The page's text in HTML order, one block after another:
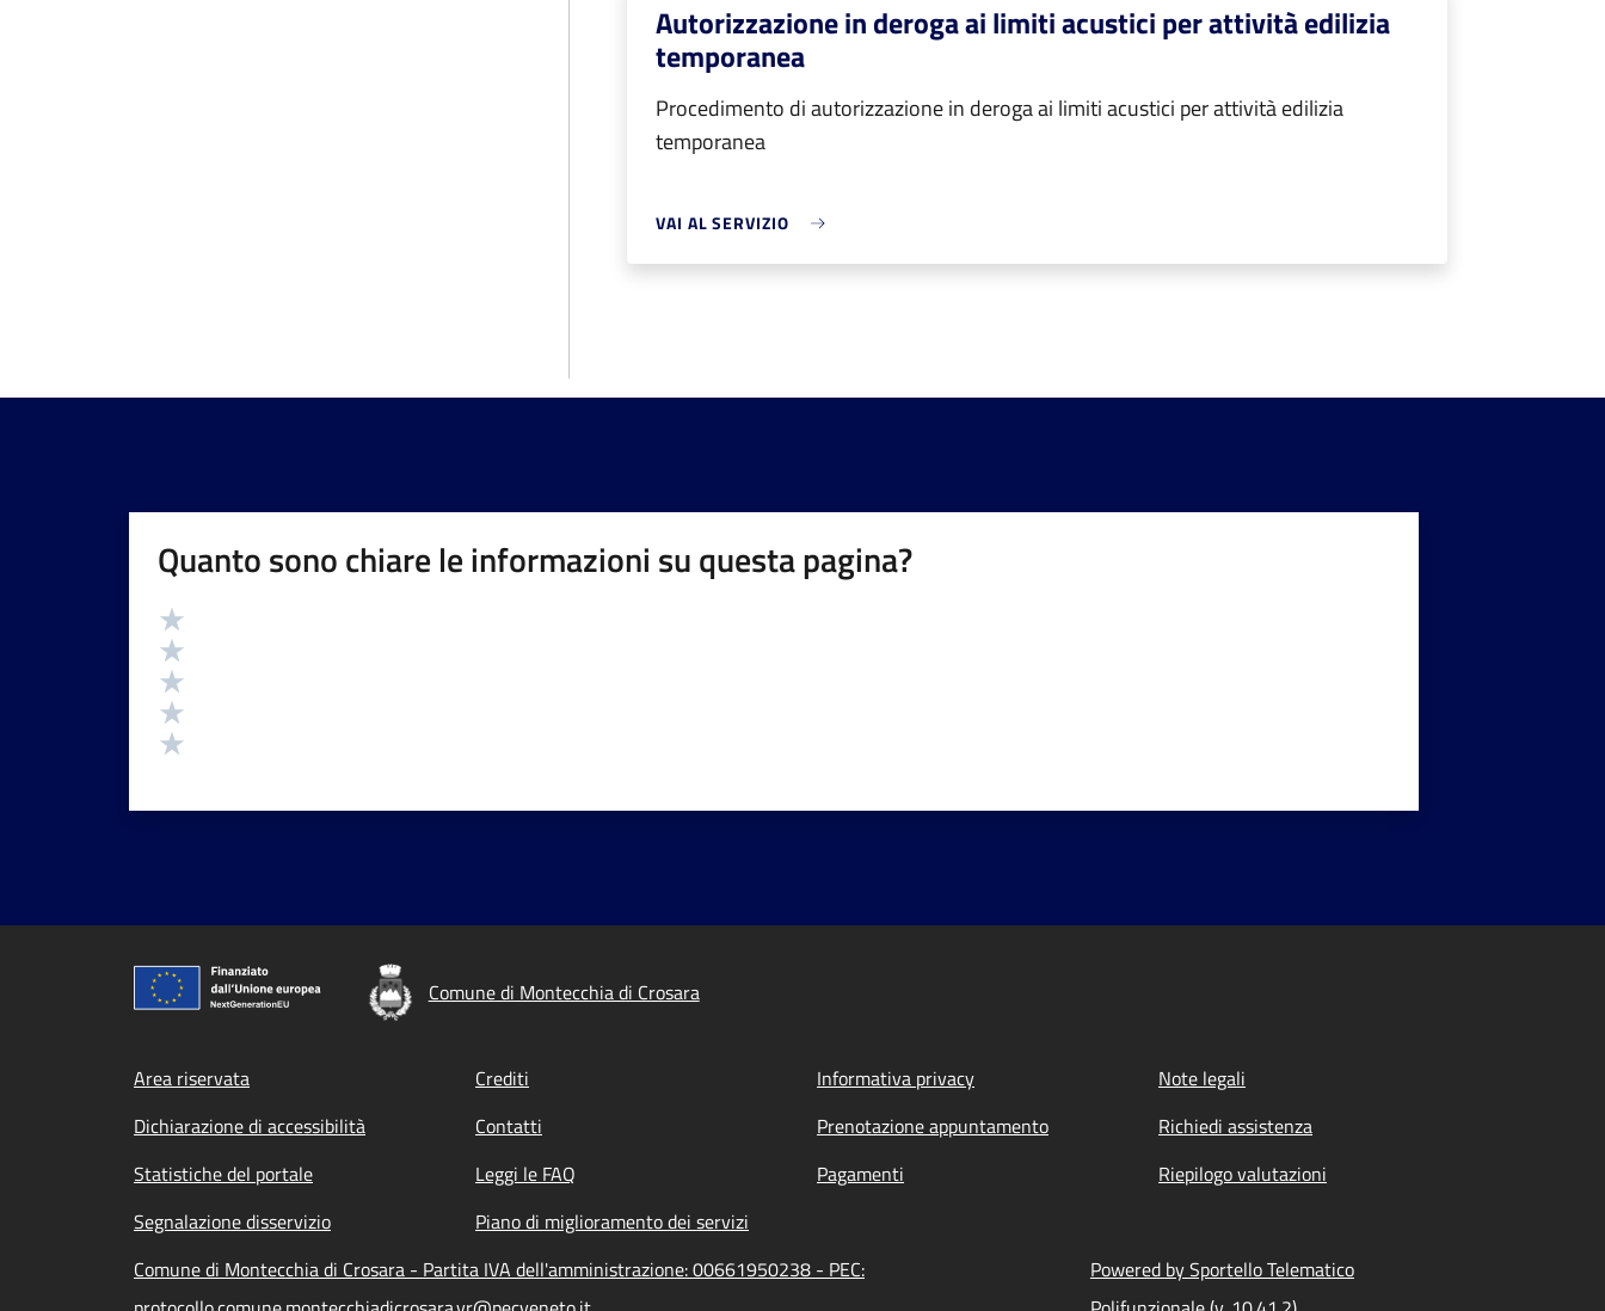
Autorizzazione in deroga ai limiti acustici per attività edilizia
temporanea
Procedimento di autorizzazione in deroga ai limiti acustici per attività edilizia
temporanea
VAI AL SERVIZIO
Quanto sono chiare le informazioni su questa pagina?
Valutazione
Comune di Montecchia di Crosara
Footer menu
Area riservata Crediti Informativa privacy
Note legali
Dichiarazione di accessibilità
Contatti Prenotazione appuntamento
Richiedi assistenza
Statistiche del portale
Leggi le FAQ Pagamenti
Riepilogo valutazioni
Segnalazione disservizio
Piano di miglioramento dei servizi
Comune di Montecchia di Crosara - Partita IVA dell'amministrazione: 00661950238 - PEC:
Powered by Sportello Telematico